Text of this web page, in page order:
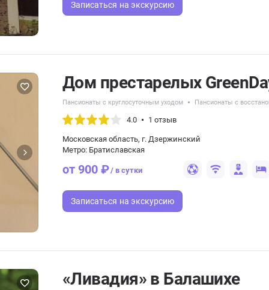
Записаться на экскурсию
Дом престарелых
Пансионаты с круглосуточным уходом Пансионаты с
4.0 1 отзыв
Московская область, г. Дзержинский
Метро: Братиславская
от 900 ₽/ в сутки
Записаться на экскурсию
«Ливадия» в Балашихе